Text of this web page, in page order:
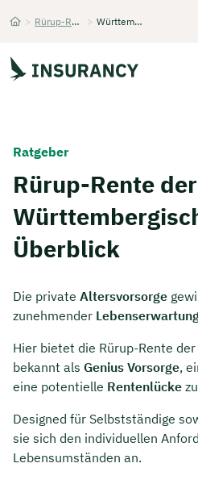
> Rürup-Rente > Württembergische
Finanzen
Expats
Über Uns
Kontakt
Ratgeber
Rürup-Rente der
Überblick
Die private Altersvorsorge
zunehmender
Hier bietet die Rürup-Rente
bekannt als Genius Vorsorge,
eine potentielle Rentenlücke
Designed für Selbstständige
sie sich den individuellen
Lebensumständen an.